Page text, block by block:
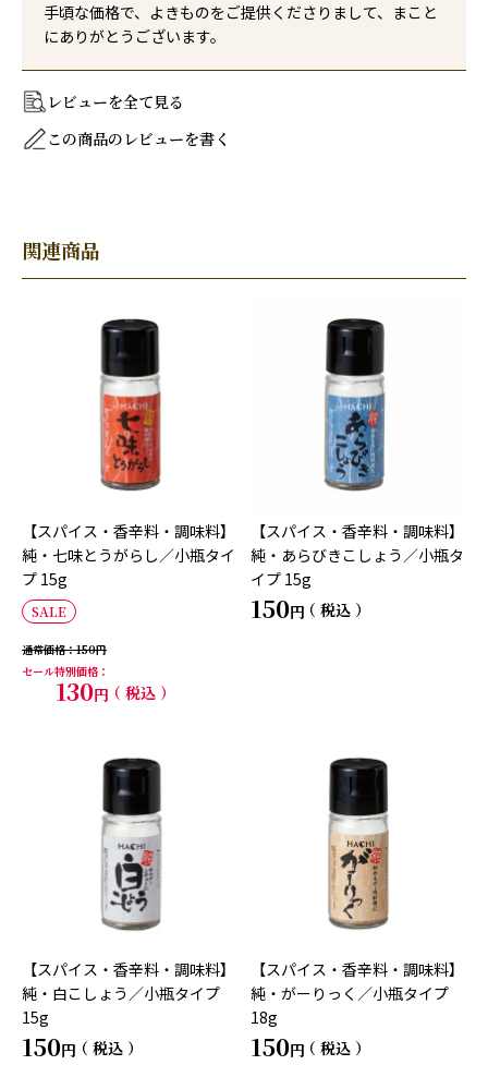
手頃な価格で、よきものをご提供くださりまして、まこと
にありがとうございます。
レビューを全て見る
この商品のレビューを書く
関連商品
【スパイス・香辛料・調味料】
純・七味とうがらし／小瓶タイ
プ 15g
SALE
通常価格
150
セール特別価格
130 税込
【スパイス・香辛料・調味料】
純・あらびきこしょう／小瓶タ
イプ 15g
150 税込
【スパイス・香辛料・調味料】
純・白こしょう／小瓶タイプ
15g
150 税込
【スパイス・香辛料・調味料】
純・がーりっく／小瓶タイプ
18g
150 税込